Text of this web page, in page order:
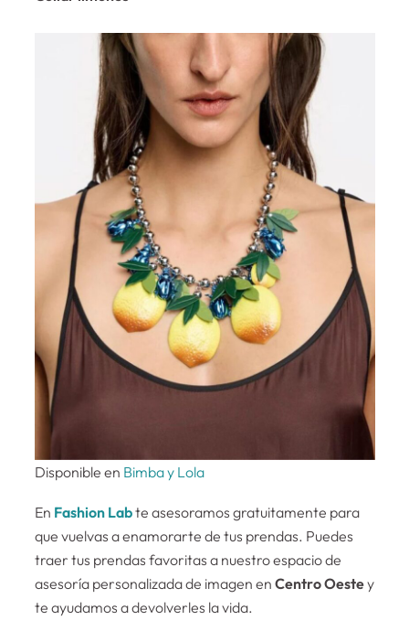
Disponible en Bimba y Lola
En Fashion Labte asesoramos gratuitamente para
que vuelvas a enamorarte de tus prendas. Puedes
traer tus prendas favoritas a nuestro espacio de
asesoría personalizada de imagen en Centro Oestey
te ayudamos a devolverles la vida.